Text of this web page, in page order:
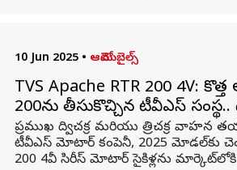
10 Jun 2025 • ఆటోమొబైల్స్
TVS Apache RTR 200 4V:
200ను తీసుకొచ్చిన టీవీఎస్‌
ప్రముఖ ద్విచక్ర మరియు త్రిచక్ర వాహన
టీవీఎస్ మోటార్ కంపెనీ, 2025 మోడల్‌కు
200 4వీ సిరీస్‌ మోటార్ సైకిళ్లను